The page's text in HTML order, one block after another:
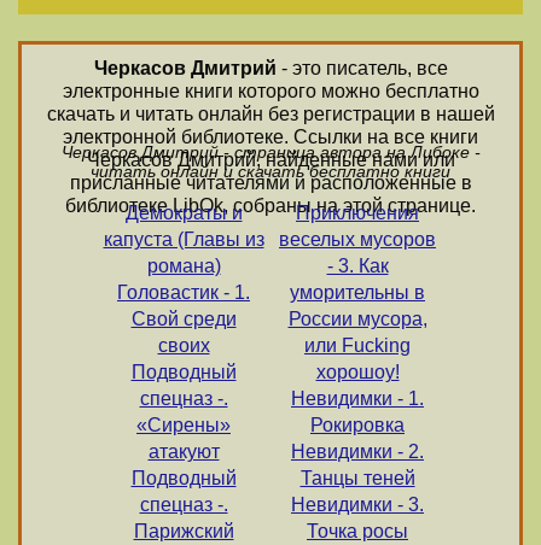
Черкасов Дмитрий - это писатель, все
электронные книги которого можно бесплатно
скачать и читать онлайн без регистрации в нашей
электронной библиотеке. Ссылки на все книги
Черкасов Дмитрий, найденные нами или
присланные читателями и расположенные в
библиотеке LibOk, собраны на этой странице.
Черкасов Дмитрий - страница автора на Либоке -
читать онлайн и скачать бесплатно книги
Демократы и
капуста (Главы из
романа)
Головастик - 1.
Свой среди
своих
Подводный
спецназ -.
«Сирены»
атакуют
Подводный
спецназ -.
Парижский
Приключения
веселых мусоров
- 3. Как
уморительны в
России мусора,
или Fucking
хорошоу!
Невидимки - 1.
Рокировка
Невидимки - 2.
Танцы теней
Невидимки - 3.
Точка росы